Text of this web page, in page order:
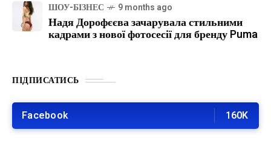
ШОУ-БІЗНЕС 9 months ago
Надя Дорофєєва зачарувала стильними
кадрами з нової фотосесії для бренду Puma
ПІДПИСАТИСЬ
Facebook 160K